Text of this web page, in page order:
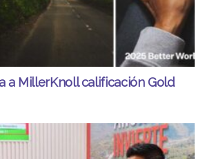
a MillerKnoll calificación Gold